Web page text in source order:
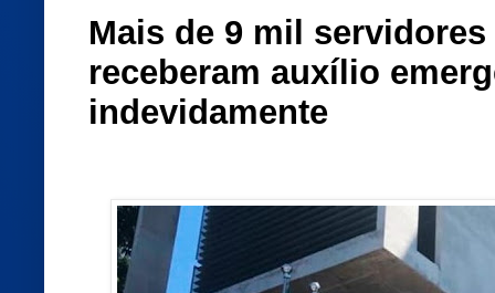
Mais de 9 mil
receberam auxílio
indevidamente